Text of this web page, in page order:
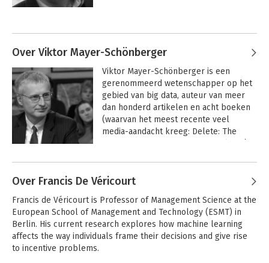
Over Viktor Mayer-Schönberger
Viktor Mayer-Schönberger is een
gerenommeerd wetenschapper op het
gebied van big data, auteur van meer
dan honderd artikelen en acht boeken
(waarvan het meest recente veel
media-aandacht kreeg: Delete: The
gebied.
Schönberger
Over Francis De Véricourt
Francis de Véricourt is Professor of Management Science at the
European School of Management and Technology (ESMT) in
Berlin. His current research explores how machine learning
affects the way individuals frame their decisions and give rise
to incentive problems.